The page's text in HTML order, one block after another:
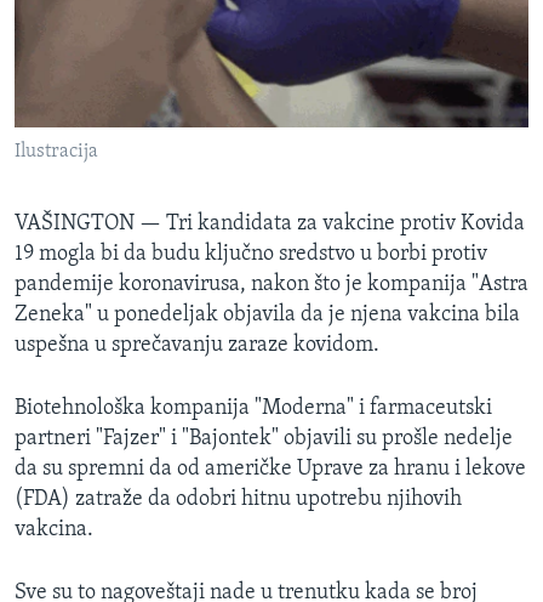
Ilustracija
VAŠINGTON — Tri kandidata za vakcine protiv Kovida
19 mogla bi da budu ključno sredstvo u borbi protiv
pandemije koronavirusa, nakon što je kompanija "Astra
Zeneka" u ponedeljak objavila da je njena vakcina bila
uspešna u sprečavanju zaraze kovidom.
Biotehnološka kompanija "Moderna" i farmaceutski
partneri "Fajzer" i "Bajontek" objavili su prošle nedelje
da su spremni da od američke Uprave za hranu i lekove
(FDA) zatraže da odobri hitnu upotrebu njihovih
vakcina.
Sve su to nagoveštaji nade u trenutku kada se broj